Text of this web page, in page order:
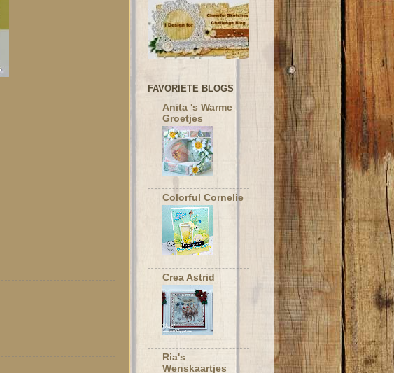
FAVORIETE BLOGS
Anita 's Warme
Groetjes
Colorful Cornelie
Crea Astrid
Ria's
Wenskaartjes